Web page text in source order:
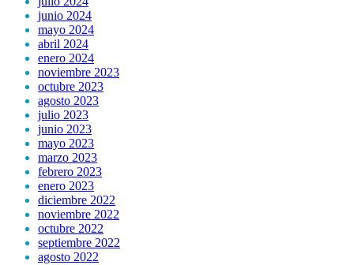
junio 2024
mayo 2024
abril 2024
enero 2024
noviembre 2023
octubre 2023
agosto 2023
julio 2023
junio 2023
mayo 2023
marzo 2023
febrero 2023
enero 2023
diciembre 2022
noviembre 2022
octubre 2022
septiembre 2022
agosto 2022